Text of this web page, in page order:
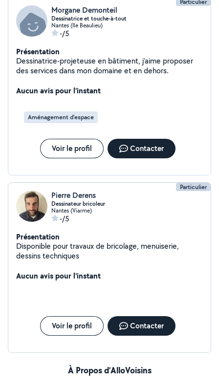
Particulier
Morgane Demonteil
Dessinatrice et touche-à-tout
Nantes (Ile Beaulieu)
-/5
Présentation
Dessinatrice-projeteuse en bâtiment, j'aime proposer
des services dans mon domaine et en dehors.
Aucun avis pour l'instant
Aménagement d'espace
Voir le profil Contacter
Particulier
Pierre Derens
Dessinateur bricoleur
Nantes (Viarme)
-/5
Présentation
Disponible pour travaux de bricolage, menuiserie,
dessins techniques
Aucun avis pour l'instant
Voir le profil Contacter
À Propos d’AlloVoisins